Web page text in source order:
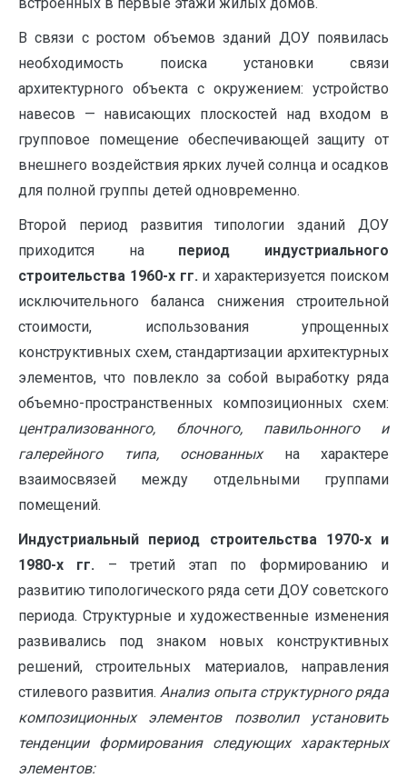
В связи с ростом объемов зданий ДОУ появилась
необходимость поиска установки связи
архитектурного объекта с окружением: устройство
навесов — нависающих плоскостей над входом в
групповое помещение обеспечивающей защиту от
внешнего воздействия ярких лучей солнца и осадков
для полной группы детей одновременно.
Второй период развития типологии зданий ДОУ
приходится на период индустриального
строительства 1960-х гг. и характеризуется поиском
исключительного баланса снижения строительной
стоимости, использования упрощенных
конструктивных схем, стандартизации архитектурных
элементов, что повлекло за собой выработку ряда
объемно-пространственных композиционных схем:
централизованного, блочного, павильонного и
галерейного типа, основанных на характере
взаимосвязей между отдельными группами
помещений.
Индустриальный период строительства 1970-х и
1980-х гг. – третий этап по формированию и
развитию типологического ряда сети ДОУ советского
периода. Структурные и художественные изменения
развивались под знаком новых конструктивных
решений, строительных материалов, направления
стилевого развития.Анализ опыта структурного ряда
композиционных элементов позволил установить
тенденции формирования следующих характерных
элементов: